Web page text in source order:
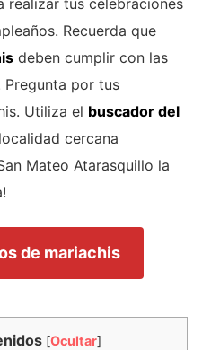
Recuerda que
deben cumplir con las
Pregunta por tus
Utiliza el buscador del
cercana
Mateo Atarasquillo la
de mariachis
[Ocultar]